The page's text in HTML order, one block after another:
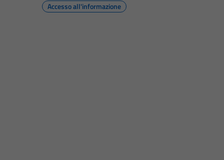
Accesso all'informazione